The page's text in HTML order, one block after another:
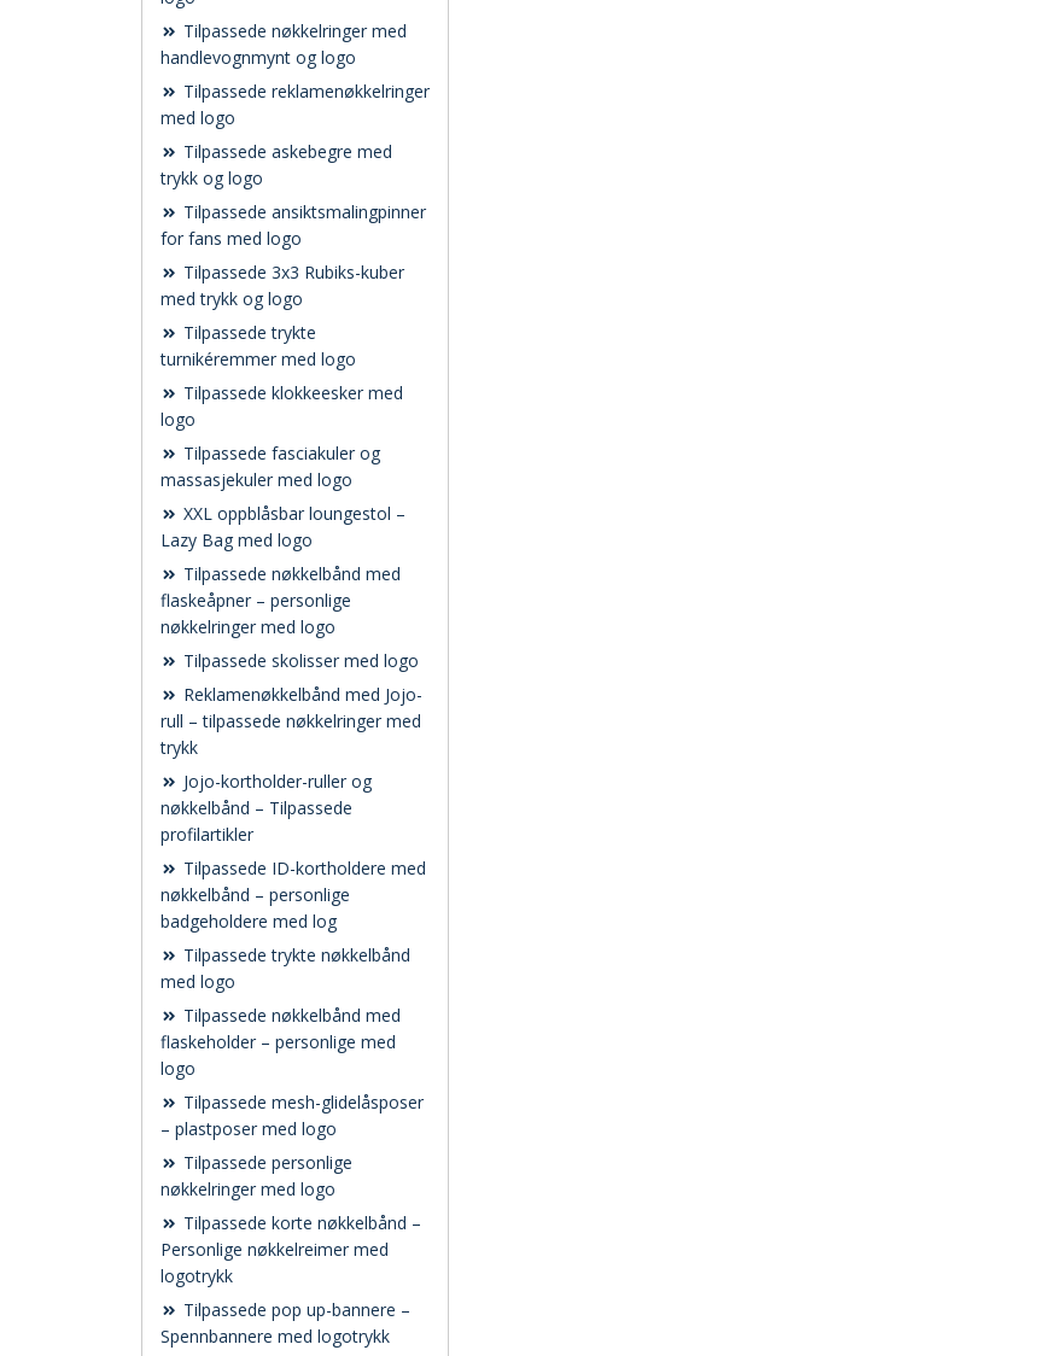
Tilpassede nøkkelringer med
handlevognmynt og logo
Tilpassede reklamenøkkelringer
med logo
Tilpassede askebegre med
trykk og logo
Tilpassede ansiktsmalingpinner
for fans med logo
Tilpassede 3x3 Rubiks-kuber
med trykk og logo
Tilpassede trykte
turnikéremmer med logo
Tilpassede klokkeesker med
logo
Tilpassede fasciakuler og
massasjekuler med logo
XXL oppblåsbar loungestol –
Lazy Bag med logo
Tilpassede nøkkelbånd med
flaskeåpner – personlige
nøkkelringer med logo
Tilpassede skolisser med logo
Reklamenøkkelbånd med Jojo-
rull – tilpassede nøkkelringer med
trykk
Jojo-kortholder-ruller og
nøkkelbånd – Tilpassede
profilartikler
Tilpassede ID-kortholdere med
nøkkelbånd – personlige
badgeholdere med log
Tilpassede trykte nøkkelbånd
med logo
Tilpassede nøkkelbånd med
flaskeholder – personlige med
logo
Tilpassede mesh-glidelåsposer
– plastposer med logo
Tilpassede personlige
nøkkelringer med logo
Tilpassede korte nøkkelbånd –
Personlige nøkkelreimer med
logotrykk
Tilpassede pop up-bannere –
Spennbannere med logotrykk